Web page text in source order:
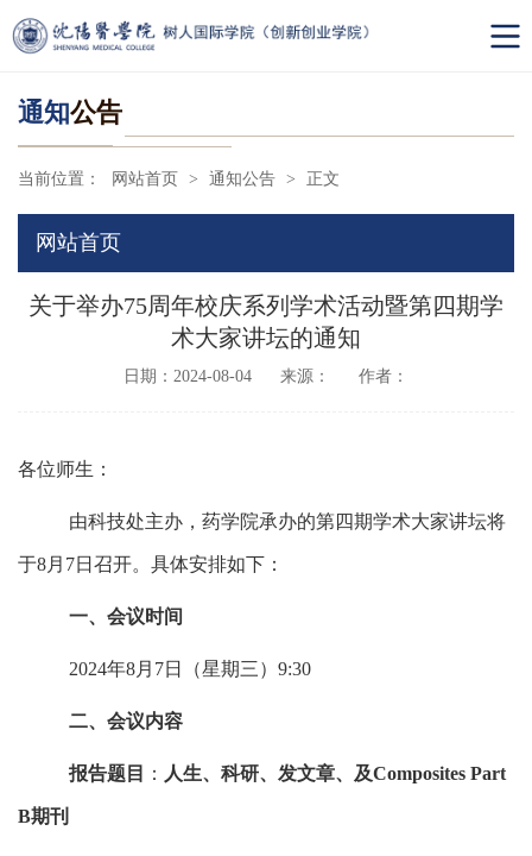
通知公告
当前位置： 网站首页 > 通知公告 > 正文
网站首页
关于举办75周年校庆系列学术活动暨第四期学
术大家讲坛的通知
日期：2024-08-04 来源： 作者：
各位师生：
由科技处主办，药学院承办的第四期学术大家讲坛将
于8月 7日召开。 具体安排如下：
一、会议时间
2024年8月 7日（星期三） 9:30
二、会议内容
报告题目 ： 人生、科研、发文章、及Composites Part
B期刊